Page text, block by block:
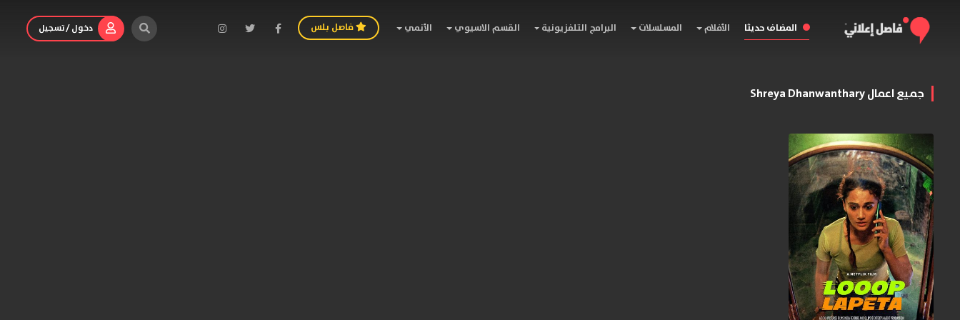
المضاف حديثا الأفلام المسلسلات البرامج التلفزيونية القسم الاسيوي الأنمي فاصل بلس دخول / تسجيل
جميع اعمال Shreya Dhanwanthary